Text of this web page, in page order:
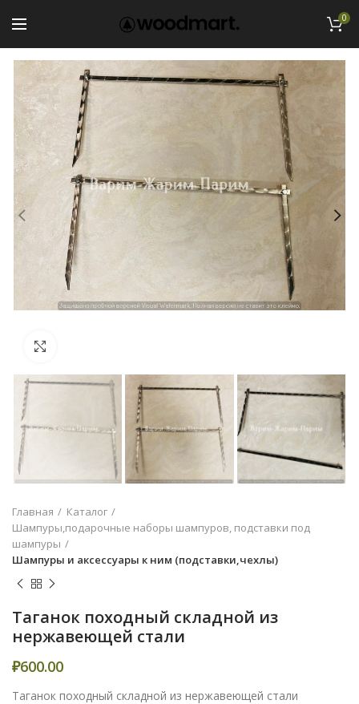
0
Главная
Каталог
Шампуры,подарочные наборы шампуров, подставки под
шампуры
Шампуры и аксессуары к ним (подставки,чехлы)
Таганок походный складной из
нержавеющей стали
₽600.00
Таганок походный складной из нержавеющей стали